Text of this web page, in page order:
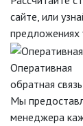
сайте, или
Оперативная
обратная связь
Мы
менеджера